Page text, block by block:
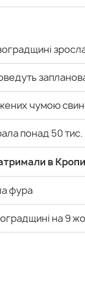
чумою
понад 50
в
фура
на 9